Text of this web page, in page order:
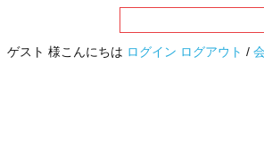
ゲスト 様こんにちは ログイン ログアウト /